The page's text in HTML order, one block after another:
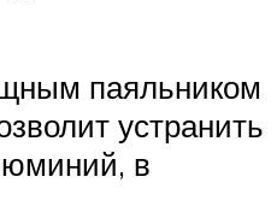
паяльником
устранить
в